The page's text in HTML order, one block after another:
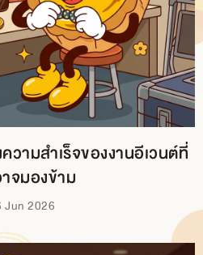
วามสำเร็จของงานอีเวนต์ที่
จมองข้าม
Jun 2026